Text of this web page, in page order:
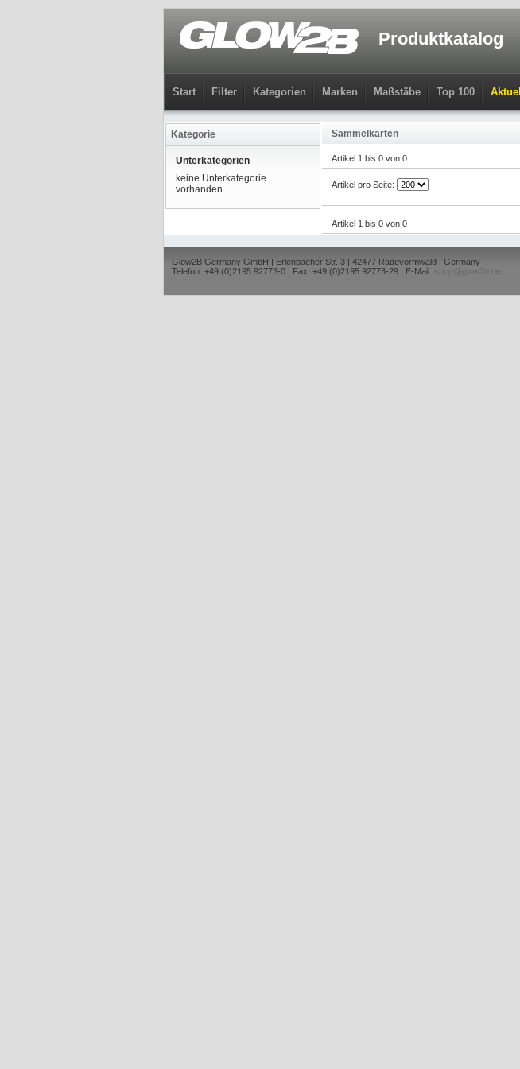
Produktkatalog
Start Filter Kategorien Marken Maßstäbe Top 100 Aktuell
Kategorie
Unterkategorien
keine Unterkategorie
vorhanden
Sammelkarten
Artikel 1 bis 0 von 0
Artikel pro Seite:
Artikel 1 bis 0 von 0
Glow2B Germany GmbH | Erlenbacher Str. 3 | 42477 Radevormwald | Germany
Telefon: +49 (0)2195 92773-0 | Fax: +49 (0)2195 92773-29 | E-Mail:
shop@glow2b.de